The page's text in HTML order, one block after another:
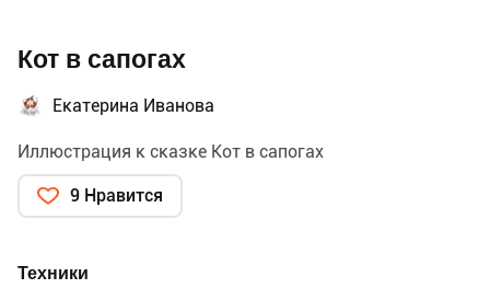
Кот в сапогах
Екатерина Иванова
Иллюстрация к сказке Кот в сапогах
9 Нравится
Техники